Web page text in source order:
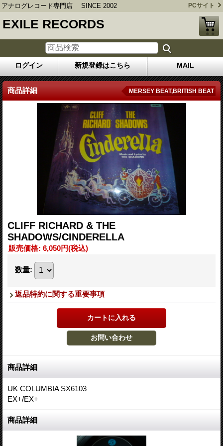
アナログレコード専門店 SINCE 2002 PCサイト
EXILE RECORDS
ログイン 新規登録はこちら MAIL
商品詳細 MERSEY BEAT,BRITISH BEAT
CLIFF RICHARD & THE
SHADOWS/CINDERELLA
販売価格: 6,050円(税込)
数量:
返品特約に関する重要事項
商品詳細
UK COLUMBIA SX6103
EX+/EX+
商品詳細